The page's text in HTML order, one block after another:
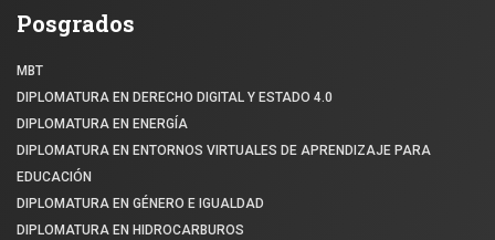
Posgrados
MBT
DIPLOMATURA EN DERECHO DIGITAL Y ESTADO 4.0
DIPLOMATURA EN ENERGÍA
DIPLOMATURA EN ENTORNOS VIRTUALES DE APRENDIZAJE PARA
EDUCACIÓN
DIPLOMATURA EN GÉNERO E IGUALDAD
DIPLOMATURA EN HIDROCARBUROS